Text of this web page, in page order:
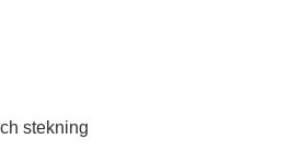
stekning